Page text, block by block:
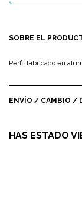
SOBRE EL
Perfil fabricado en
ENVÍO / CAMBIO /
HAS ESTADO